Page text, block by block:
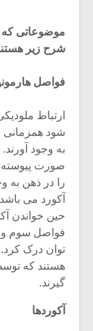
موضوعاتی که
شرح زیر
فواصل
ارتباط
شود همزمانی
به وجود
صورت پیوسته
را در ذهن به
آکورد می
حین خواندن
فواصل سوم و
توان درک
هستند که
گیرند.
آکوردها